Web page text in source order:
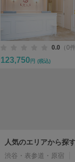
0.0 （0
123,750 円 (税込)
人気のエリアから探
渋谷・表参道・原宿